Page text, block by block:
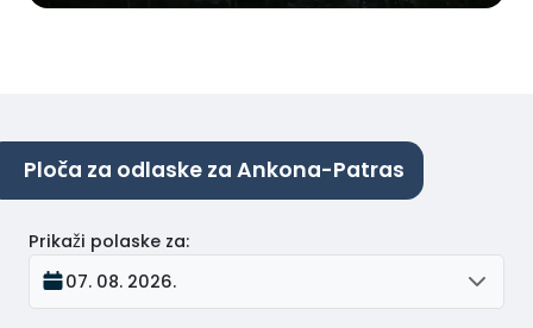
Ploča za odlaske za Ankona-Patras
Prikaži polaske za:
07. 08. 2026.